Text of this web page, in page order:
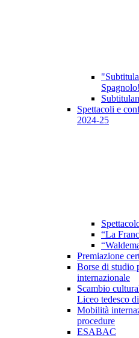
Spagnolo!
Spettacoli e
2024-25
“La
Premiazione
Borse di studio
internazionale
Scambio
Liceo tedesco
Mobilità
procedure
ESABAC